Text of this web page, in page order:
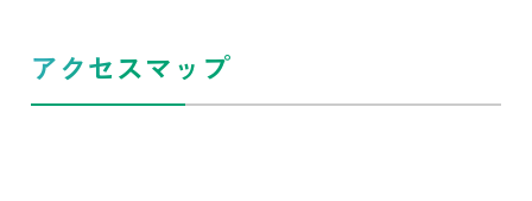
アクセスマップ